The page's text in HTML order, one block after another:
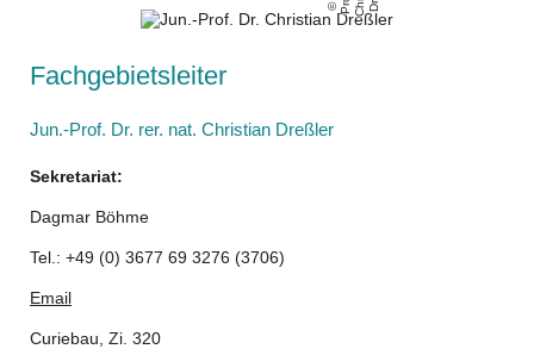
Fachgebietsleiter
Jun.-Prof. Dr. rer. nat. Christian Dreßler
Sekretariat:
Dagmar Böhme
Tel.: +49 (0) 3677 69 3276 (3706)
Email
Curiebau, Zi. 320